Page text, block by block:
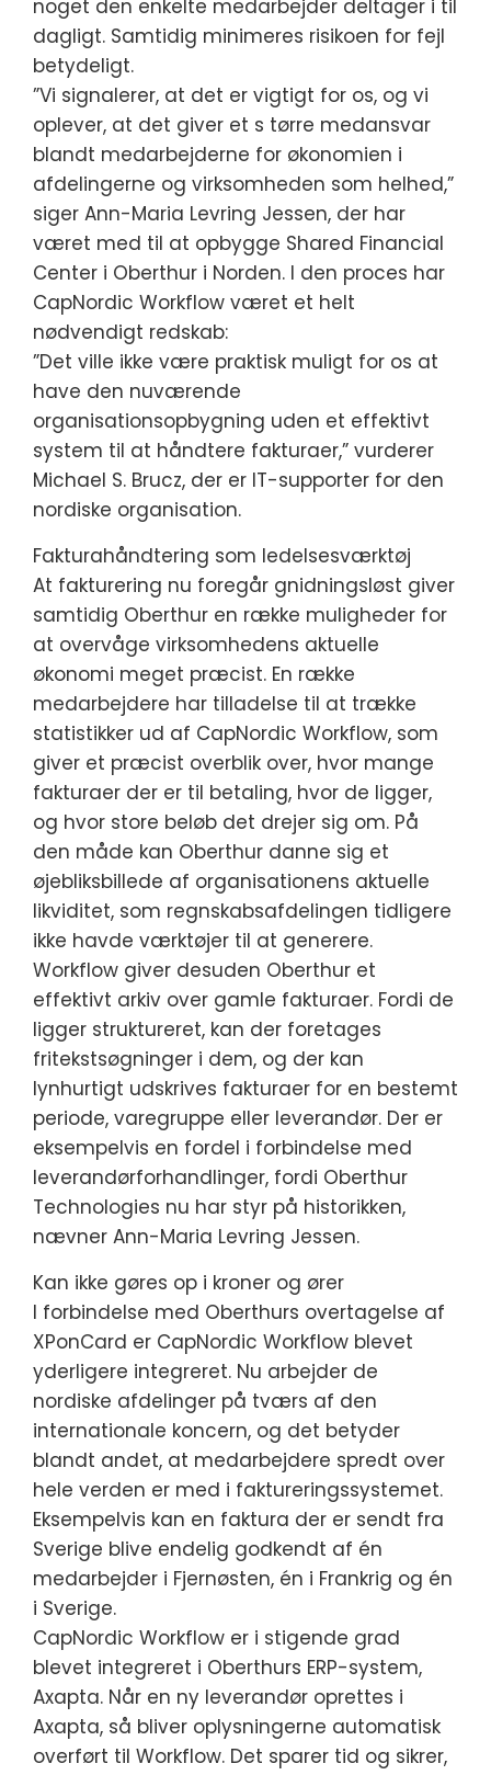
noget den enkelte medarbejder deltager i til
dagligt. Samtidig minimeres risikoen for fejl
betydeligt.
”Vi signalerer, at det er vigtigt for os, og vi
oplever, at det giver et s tørre medansvar
blandt medarbejderne for økonomien i
afdelingerne og virksomheden som helhed,”
siger Ann-Maria Levring Jessen, der har
været med til at opbygge Shared Financial
Center i Oberthur i Norden. I den proces har
CapNordic Workflow været et helt
nødvendigt redskab:
”Det ville ikke være praktisk muligt for os at
have den nuværende
organisationsopbygning uden et effektivt
system til at håndtere fakturaer,” vurderer
Michael S. Brucz, der er IT-supporter for den
nordiske organisation.
Fakturahåndtering som ledelsesværktøj
At fakturering nu foregår gnidningsløst giver
samtidig Oberthur en række muligheder for
at overvåge virksomhedens aktuelle
økonomi meget præcist. En række
medarbejdere har tilladelse til at trække
statistikker ud af CapNordic Workflow, som
giver et præcist overblik over, hvor mange
fakturaer der er til betaling, hvor de ligger,
og hvor store beløb det drejer sig om. På
den måde kan Oberthur danne sig et
øjebliksbillede af organisationens aktuelle
likviditet, som regnskabsafdelingen tidligere
ikke havde værktøjer til at generere.
Workflow giver desuden Oberthur et
effektivt arkiv over gamle fakturaer. Fordi de
ligger struktureret, kan der foretages
fritekstsøgninger i dem, og der kan
lynhurtigt udskrives fakturaer for en bestemt
periode, varegruppe eller leverandør. Der er
eksempelvis en fordel i forbindelse med
leverandørforhandlinger, fordi Oberthur
Technologies nu har styr på historikken,
nævner Ann-Maria Levring Jessen.
Kan ikke gøres op i kroner og ører
I forbindelse med Oberthurs overtagelse af
XPonCard er CapNordic Workflow blevet
yderligere integreret. Nu arbejder de
nordiske afdelinger på tværs af den
internationale koncern, og det betyder
blandt andet, at medarbejdere spredt over
hele verden er med i faktureringssystemet.
Eksempelvis kan en faktura der er sendt fra
Sverige blive endelig godkendt af én
medarbejder i Fjernøsten, én i Frankrig og én
i Sverige.
CapNordic Workflow er i stigende grad
blevet integreret i Oberthurs ERP-system,
Axapta. Når en ny leverandør oprettes i
Axapta, så bliver oplysningerne automatisk
overført til Workflow. Det sparer tid og sikrer,